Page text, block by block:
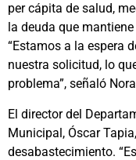
per cápita de salud,
la deuda que
“Estamos a la espera
nuestra solicitud, lo
problema”, señaló
El director del
Municipal, Óscar
desabastecimiento.